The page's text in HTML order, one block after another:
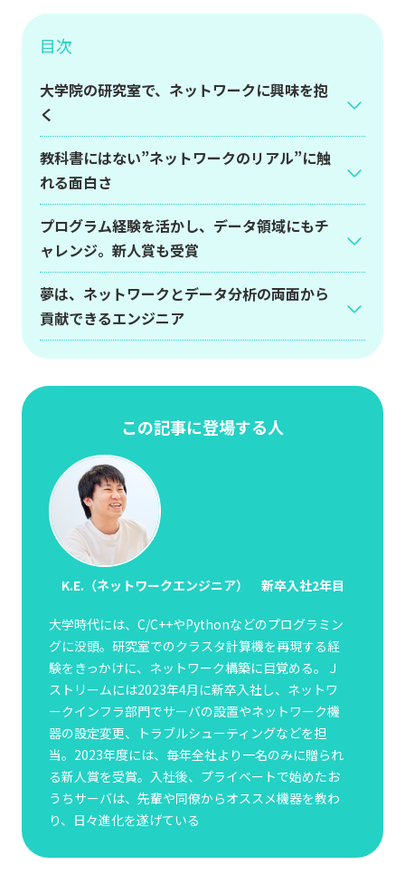
タグ一覧
目次
大学院の研究室で、ネットワークに興味を抱
く
教科書にはない”ネットワークのリアル”に触
れる面白さ
プログラム経験を活かし、データ領域にもチ
ャレンジ。新人賞も受賞
夢は、ネットワークとデータ分析の両面から
貢献できるエンジニア
この記事に登場する人
K.E.（ネットワークエンジニア） 新卒入社2年目
大学時代には、C/C++やPythonなどのプログラミン
グに没頭。研究室でのクラスタ計算機を再現する経
験をきっかけに、ネットワーク構築に目覚める。Ｊ
ストリームには2023年4月に新卒入社し、ネットワ
ークインフラ部門でサーバの設置やネットワーク機
器の設定変更、トラブルシューティングなどを担
当。2023年度には、毎年全社より一名のみに贈られ
る新人賞を受賞。入社後、プライベートで始めたお
うちサーバは、先輩や同僚からオススメ機器を教わ
り、日々進化を遂げている